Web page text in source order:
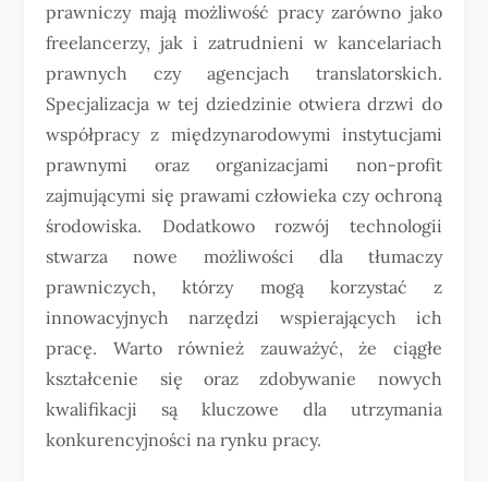
prawniczy mają możliwość pracy zarówno jako
freelancerzy, jak i zatrudnieni w kancelariach
prawnych czy agencjach translatorskich.
Specjalizacja w tej dziedzinie otwiera drzwi do
współpracy z międzynarodowymi instytucjami
prawnymi oraz organizacjami non-profit
zajmującymi się prawami człowieka czy ochroną
środowiska. Dodatkowo rozwój technologii
stwarza nowe możliwości dla tłumaczy
prawniczych, którzy mogą korzystać z
innowacyjnych narzędzi wspierających ich
pracę. Warto również zauważyć, że ciągłe
kształcenie się oraz zdobywanie nowych
kwalifikacji są kluczowe dla utrzymania
konkurencyjności na rynku pracy.